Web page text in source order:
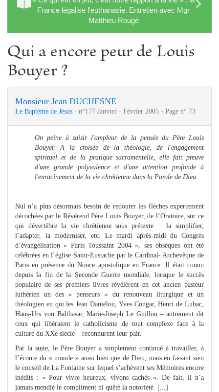
France légalise l'euthanasie. Entretien avec Mgr
Matthieu Rougé
Qui a encore peur de Louis
Bouyer ?
Monsieur Jean DUCHESNE
Le Baptème de Jésus - n°177 Janvier - Février 2005 - Page n° 73
On peine à saisir l'ampleur de la pensée du Père Louis
Bouyer. A la croisée de la théologie, de l'engagement
spirituel et de la pratique sacramentelle, elle fait preuve
d'une grande polyvalence et d'une attention profonde à
l'enracinement de la vie chrétienne dans la Parole de Dieu.
Nul n’a plus désormais besoin de redouter les flèches expertement
décochées par le Révérend Père Louis Bouyer, de l’Oratoire, sur ce
qui dévertèbre la vie chrétienne sous prétexte la simplifier,
l’adapter, la moderniser, etc. Le mardi après-midi du Congrès
d’évangélisation « Paris Toussaint 2004 », ses obsèques ont été
célébrées en l’église Saint-Eustache par le Cardinal- Archevêque de
Paris en présence du Nonce apostolique en France. Il était connu
depuis la fin de la Seconde Guerre mondiale, lorsque le succès
populaire de ses premiers livres révélèrent en cet ancien pasteur
luthérien un des « penseurs » du renouveau liturgique et un
théologien en qui les Jean Daniélou, Yves Congar, Henri de Lubac,
Hans-Urs von Balthasar, Marie-Joseph Le Guillou – autrement dit
ceux qui libéraient le catholicisme de tout complexe face à la
culture du XXe siècle – reconnurent leur pair.
Par la suite, le Père Bouyer a simplement continué à travailler, à
l’écoute du « monde » aussi bien que de Dieu, mais en faisant sien
le conseil de La Fontaine sur lequel s’achèvent ses Mémoires encore
inédits : « Pour vivre heureux, vivons cachés ». De fait, il n’a
jamais mendié le compliment ni quêté la notoriété. [...]